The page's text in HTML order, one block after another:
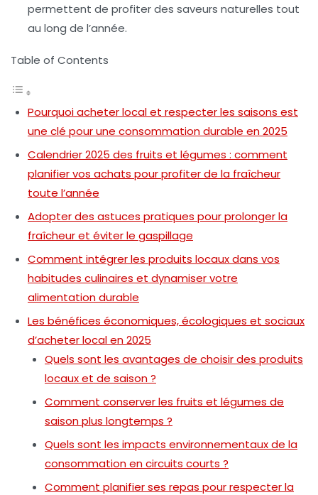
permettent de profiter des saveurs naturelles tout
au long de l’année.
Table of Contents
Pourquoi acheter local et respecter les saisons est
une clé pour une consommation durable en 2025
Calendrier 2025 des fruits et légumes : comment
planifier vos achats pour profiter de la fraîcheur
toute l’année
Adopter des astuces pratiques pour prolonger la
fraîcheur et éviter le gaspillage
Comment intégrer les produits locaux dans vos
habitudes culinaires et dynamiser votre
alimentation durable
Les bénéfices économiques, écologiques et sociaux
d’acheter local en 2025
Quels sont les avantages de choisir des produits
locaux et de saison ?
Comment conserver les fruits et légumes de
saison plus longtemps ?
Quels sont les impacts environnementaux de la
consommation en circuits courts ?
Comment planifier ses repas pour respecter la